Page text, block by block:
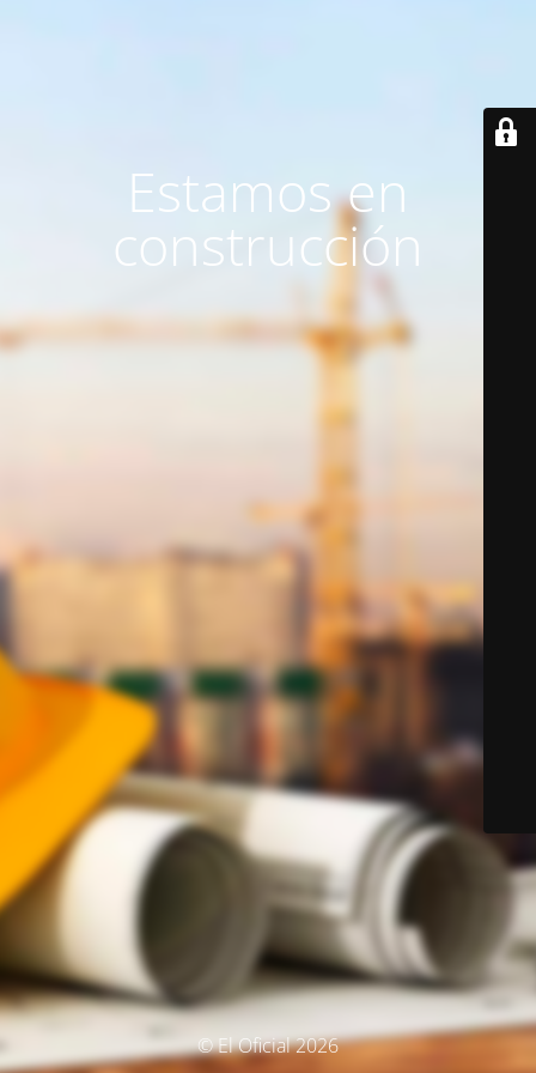
Estamos en
construcción
© El Oficial 2026